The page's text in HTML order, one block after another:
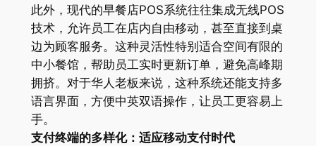
此外，现代的早餐店POS系统往往集成无线POS
技术，允许员工在店内自由移动，甚至直接到桌
边为顾客服务。这种灵活性特别适合空间有限的
中小餐馆，帮助员工实时更新订单，避免高峰期
拥挤。对于华人老板来说，这种系统还能支持多
语言界面，方便中英双语操作，让员工更容易上
手。
支付终端的多样化：适应移动支付时代